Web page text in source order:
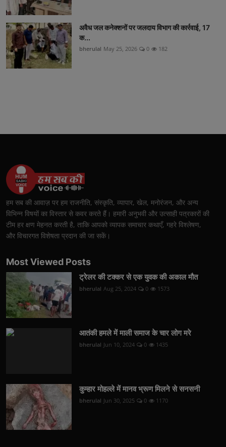
अवैध जल कनेक्शनों पर जलदाय विभाग की कार्रवाई, 17
क...
bherulal May 25, 2026 0 182
हम सब की आवाज़ पर हम राजनीति, संस्कृति, व्यापार, खेल, मनोरंजन, और अन्य
विभिन्न विषयों का विस्तार से कवर करते हैं। हमारी अनुभवी और उत्साही पत्रकारों की
टीम हर क्षण मेहनत करती है, ताकि आपको व्यापक समाचार कथाएँ, गहरे विश्लेषण,
और विचारगत विशेषता प्रदान की जा सकें।
Most Viewed Posts
ट्रेलर की टक्कर से एक युवक की अकाल मौत
bherulal Aug 25, 2024 0 1573
आतंकी हमले में माली समाज के चार लोग मरे
bherulal Jun 10, 2024 0 1435
कुम्हार मोहल्ले में मानव भ्रूण मिलने से सनसनी
bherulal Jun 30, 2025 0 1170